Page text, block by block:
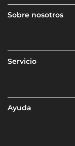
Sobre nosotros
Servicio
Ayuda